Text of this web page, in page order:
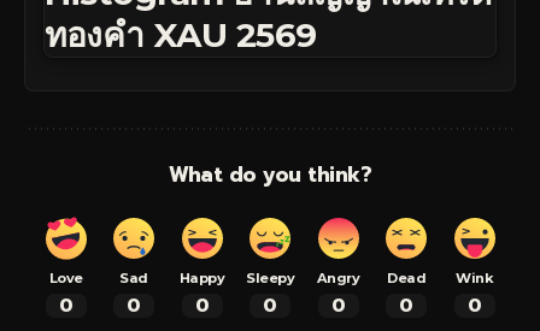
ทองคำ XAU 2569
What do you think?
Love
0
Sad
0
Happy
0
Sleepy
0
Angry
0
Dead
0
Wink
0